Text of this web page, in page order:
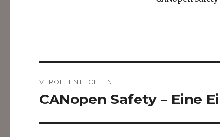
VERÖFFENTLICHT IN
CANopen Safety – Eine